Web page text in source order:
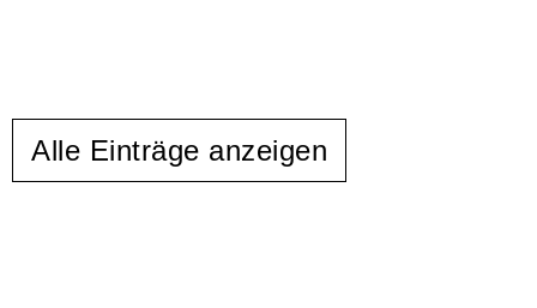
Alle Einträge anzeigen